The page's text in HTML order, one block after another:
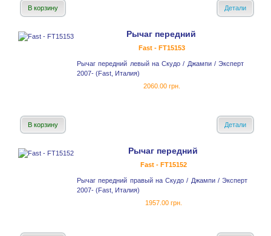
В корзину Детали
Рычаг передний
Fast - FT15153
Рычаг передний левый на Скудо / Джампи / Эксперт
2007- (Fast, Италия)
2060.00 грн.
В корзину Детали
Рычаг передний
Fast - FT15152
Рычаг передний правый на Скудо / Джампи / Эксперт
2007- (Fast, Италия)
1957.00 грн.